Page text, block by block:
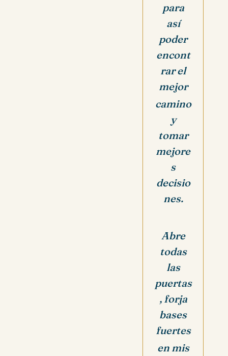
para
así
poder
encont
rar el
mejor
camino
y
tomar
mejore
s
decisio
nes.
Abre
todas
las
puertas
, forja
bases
fuertes
en mis